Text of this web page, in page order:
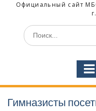
Официальный сайт
Search
for:
Гимназисты